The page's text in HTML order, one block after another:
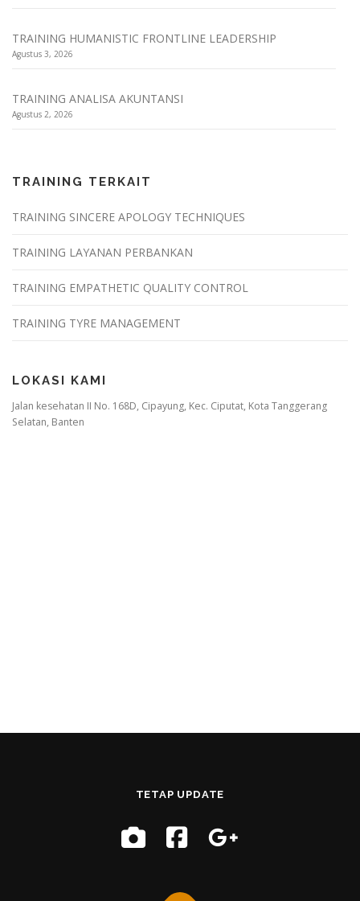
TRAINING HUMANISTIC FRONTLINE LEADERSHIP
Agustus 3, 2026
TRAINING ANALISA AKUNTANSI
Agustus 2, 2026
TRAINING TERKAIT
TRAINING SINCERE APOLOGY TECHNIQUES
TRAINING LAYANAN PERBANKAN
TRAINING EMPATHETIC QUALITY CONTROL
TRAINING TYRE MANAGEMENT
LOKASI KAMI
Jalan kesehatan II No. 168D, Cipayung, Kec. Ciputat, Kota Tanggerang
Selatan, Banten
TETAP UPDATE